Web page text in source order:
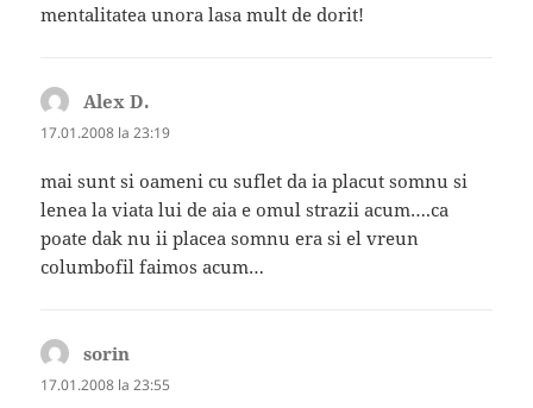
mentalitatea unora lasa mult de dorit!
Alex D.
17.01.2008 la 23:19
mai sunt si oameni cu suflet da ia placut somnu si
lenea la viata lui de aia e omul strazii acum….ca
poate dak nu ii placea somnu era si el vreun
columbofil faimos acum…
sorin
17.01.2008 la 23:55